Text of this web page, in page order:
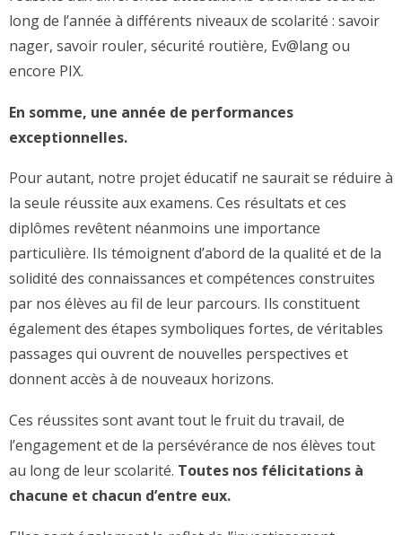
long de l’année à différents niveaux de scolarité : savoir
nager, savoir rouler, sécurité routière, Ev@lang ou
encore PIX.
En somme, une année de performances
exceptionnelles.
Pour autant, notre projet éducatif ne saurait se réduire à
la seule réussite aux examens. Ces résultats et ces
diplômes revêtent néanmoins une importance
particulière. Ils témoignent d’abord de la qualité et de la
solidité des connaissances et compétences construites
par nos élèves au fil de leur parcours. Ils constituent
également des étapes symboliques fortes, de véritables
passages qui ouvrent de nouvelles perspectives et
donnent accès à de nouveaux horizons.
Ces réussites sont avant tout le fruit du travail, de
l’engagement et de la persévérance de nos élèves tout
au long de leur scolarité. Toutes nos félicitations à
chacune et chacun d’entre eux.